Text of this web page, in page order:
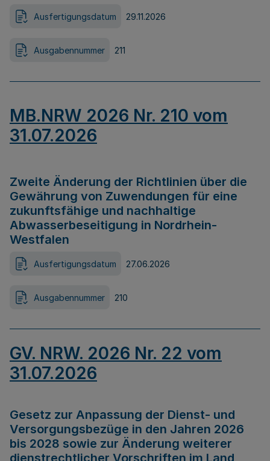
Ausfertigungsdatum 29.11.2026
Ausgabennummer 211
MB.NRW 2026 Nr. 210 vom
31.07.2026
Zweite Änderung der Richtlinien über die
Gewährung von Zuwendungen für eine
zukunftsfähige und nachhaltige
Abwasserbeseitigung in Nordrhein-
Westfalen
Ausfertigungsdatum 27.06.2026
Ausgabennummer 210
GV. NRW. 2026 Nr. 22 vom
31.07.2026
Gesetz zur Anpassung der Dienst- und
Versorgungsbezüge in den Jahren 2026
bis 2028 sowie zur Änderung weiterer
dienstrechtlicher Vorschriften im Land